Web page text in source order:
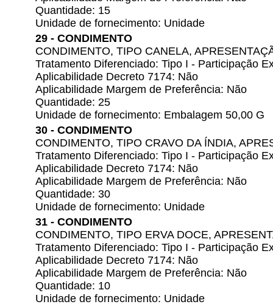
Quantidade: 15
Unidade de fornecimento: Unidade
29 - CONDIMENTO
CONDIMENTO, TIPO CANELA,
Tratamento Diferenciado: Tipo I - Participação
Aplicabilidade Decreto 7174: Não
Aplicabilidade Margem de Preferência: Não
Quantidade: 25
Unidade de fornecimento: Embalagem 50,00 G
30 - CONDIMENTO
CONDIMENTO, TIPO CRAVO DA ÍNDIA,
Tratamento Diferenciado: Tipo I - Participação
Aplicabilidade Decreto 7174: Não
Aplicabilidade Margem de Preferência: Não
Quantidade: 30
Unidade de fornecimento: Unidade
31 - CONDIMENTO
CONDIMENTO, TIPO ERVA DOCE,
Tratamento Diferenciado: Tipo I - Participação
Aplicabilidade Decreto 7174: Não
Aplicabilidade Margem de Preferência: Não
Quantidade: 10
Unidade de fornecimento: Unidade